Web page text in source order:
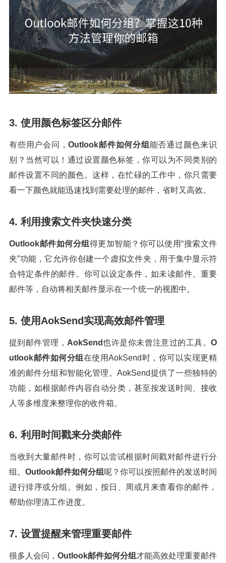
3. 使用颜色标签区分邮件
有些用户会问，Outlook邮件如何分组 能否通过颜色来识
别？当然可以！通过设置颜色标签，你可以为不同类别的
邮件设置不同的颜色。这样，在忙碌的工作中，你只需要
看一下颜色就能迅速找到需要处理的邮件，省时又高效。
4. 利用搜索文件夹快速分类
Outlook邮件如何分组 得更加智能？你可以使用“搜索文件
夹”功能，它允许你创建一个虚拟文件夹，用于集中显示符
合特定条件的邮件。你可以设定条件，如未读邮件、重要
邮件等，自动将相关邮件显示在一个统一的视图中。
5. 使用AokSend实现高效邮件管理
提到邮件管理， AokSend也许是你未曾注意过的工具。 O
utlook邮件如何分组 在使用AokSend时，你可以实现更精
准的邮件分组和智能化管理。AokSend提供了一些独特的
功能，如根据邮件内容自动分类，甚至按发送时间、接收
人等多维度来整理你的收件箱。
6. 利用时间戳来分类邮件
当收到大量邮件时，你可以尝试根据时间戳对邮件进行分
组。 Outlook邮件如何分组 呢？你可以按照邮件的发送时间
进行排序或分组。例如，按日、周或月来查看你的邮件，
帮助你理清工作进度。
7. 设置提醒来管理重要邮件
很多人会问， Outlook邮件如何分组 才能高效处理重要邮件